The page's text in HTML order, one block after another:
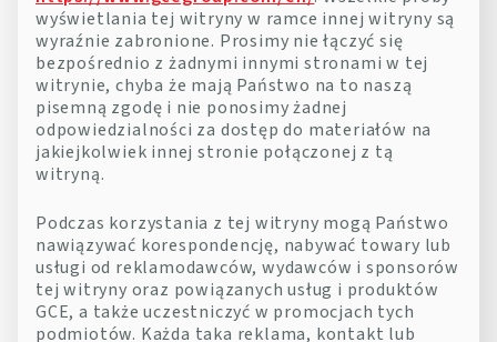
wyświetlania tej witryny w ramce innej witryny są
wyraźnie zabronione. Prosimy nie łączyć się
bezpośrednio z żadnymi innymi stronami w tej
witrynie, chyba że mają Państwo na to naszą
pisemną zgodę i nie ponosimy żadnej
odpowiedzialności za dostęp do materiałów na
jakiejkolwiek innej stronie połączonej z tą
witryną.
Podczas korzystania z tej witryny mogą Państwo
nawiązywać korespondencję, nabywać towary lub
usługi od reklamodawców, wydawców i sponsorów
tej witryny oraz powiązanych usług i produktów
GCE, a także uczestniczyć w promocjach tych
podmiotów. Każda taka reklama, kontakt lub